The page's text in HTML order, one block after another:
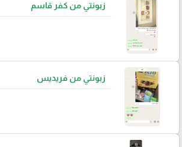
زبونتي من كفر قاسم
زبونتي من فريديس